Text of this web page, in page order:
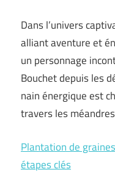
Dans l’univers
alliant aventure et
un personnage
Bouchet depuis les
nain énergique est
travers les
Plantation de
étapes clés